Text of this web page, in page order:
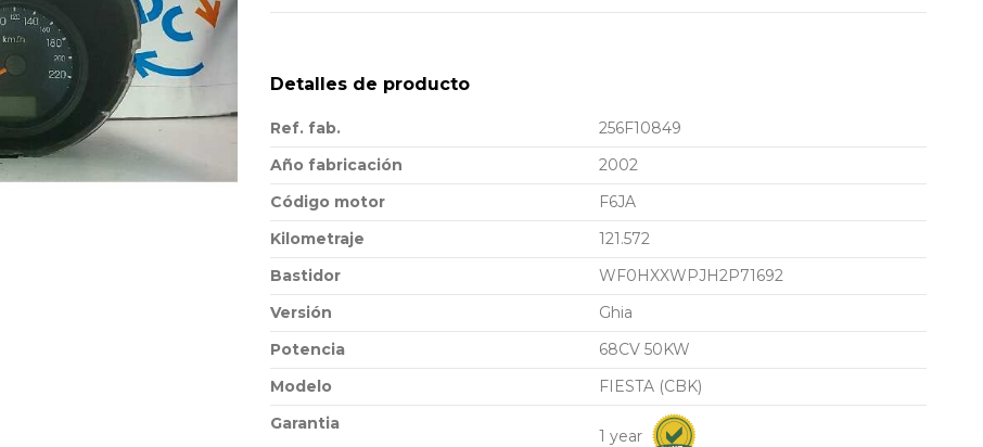
Detalles de producto
Ref. fab.
256F10849
Año fabricación
2002
Código motor
F6JA
Kilometraje
121.572
Bastidor
WF0HXXWPJH2P71692
Versión
Ghia
Potencia
68CV 50KW
Modelo
FIESTA (CBK)
Garantia
1 year